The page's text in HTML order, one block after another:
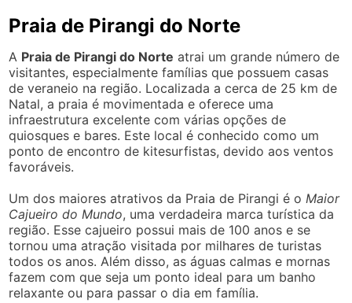
Praia de Pirangi do Norte
A Praia de Pirangi do Norte atrai um grande número de
visitantes, especialmente famílias que possuem casas
de veraneio na região. Localizada a cerca de 25 km de
Natal, a praia é movimentada e oferece uma
infraestrutura excelente com várias opções de
quiosques e bares. Este local é conhecido como um
ponto de encontro de kitesurfistas, devido aos ventos
favoráveis.
Um dos maiores atrativos da Praia de Pirangi é o Maior
Cajueiro do Mundo, uma verdadeira marca turística da
região. Esse cajueiro possui mais de 100 anos e se
tornou uma atração visitada por milhares de turistas
todos os anos. Além disso, as águas calmas e mornas
fazem com que seja um ponto ideal para um banho
relaxante ou para passar o dia em família.